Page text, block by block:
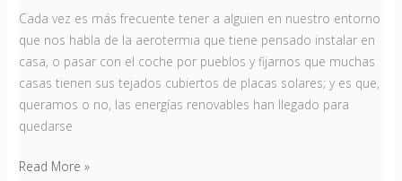
Cada vez es más frecuente tener a alguien en nuestro entorno
que nos habla de la aerotermia que tiene pensado instalar en
casa, o pasar con el coche por pueblos y fijarnos que muchas
casas tienen sus tejados cubiertos de placas solares; y es que,
queramos o no, las energías renovables han llegado para
quedarse
Read More »